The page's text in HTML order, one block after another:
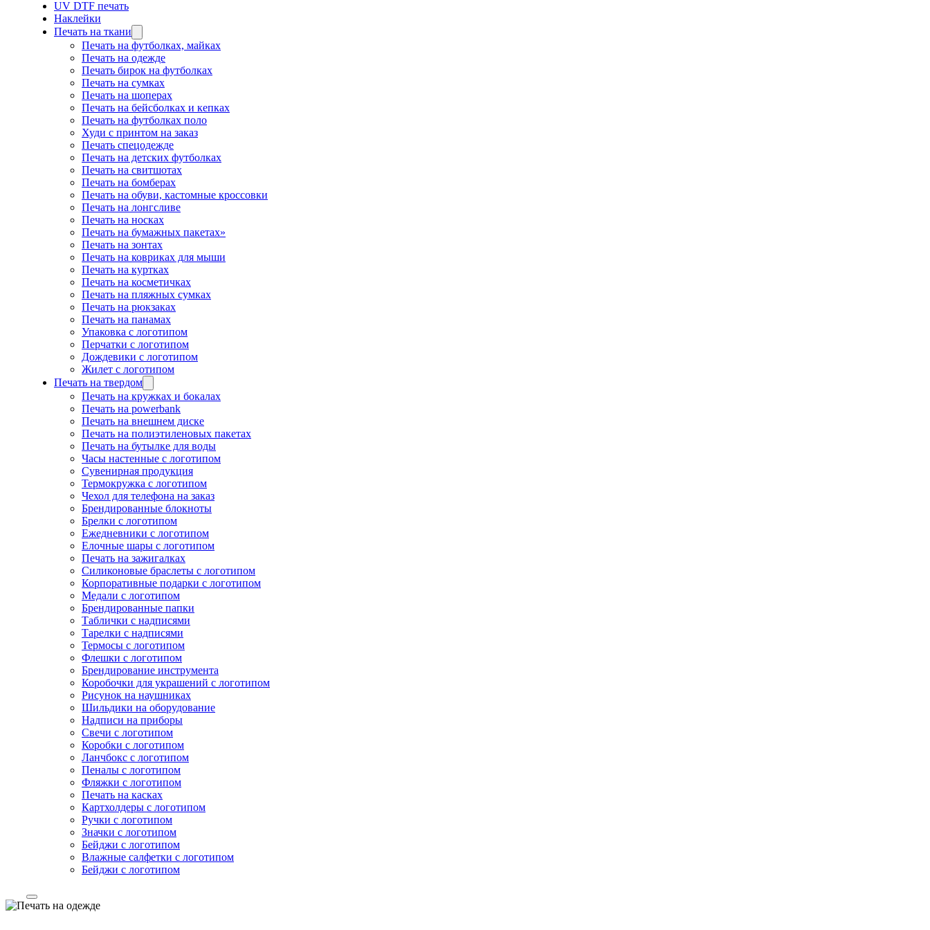
UV DTF печать
Наклейки
Печать на ткани
Печать на футболках, майках
Печать на одежде
Печать бирок на футболках
Печать на сумках
Печать на шоперах
Печать на бейсболках и кепках
Печать на футболках поло
Худи с принтом на заказ
Печать спецодежде
Печать на детских футболках
Печать на свитшотах
Печать на бомберах
Печать на обуви, кастомные кроссовки
Печать на лонгсливе
Печать на носках
Печать на бумажных пакетах»
Печать на зонтах
Печать на ковриках для мыши
Печать на куртках
Печать на косметичках
Печать на пляжных сумках
Печать на рюкзаках
Печать на панамах
Упаковка с логотипом
Перчатки с логотипом
Дождевики с логотипом
Жилет с логотипом
Печать на твердом
Печать на кружках и бокалах
Печать на powerbank
Печать на внешнем диске
Печать на полиэтиленовых пакетах
Печать на бутылке для воды
Часы настенные с логотипом
Сувенирная продукция
Термокружка с логотипом
Чехол для телефона на заказ
Брендированные блокноты
Брелки с логотипом
Ежедневники с логотипом
Елочные шары с логотипом
Печать на зажигалках
Силиконовые браслеты с логотипом
Корпоративные подарки с логотипом
Медали с логотипом
Брендированные папки
Таблички с надписями
Тарелки с надписями
Термосы с логотипом
Флешки с логотипом
Брендирование инструмента
Коробочки для украшений с логотипом
Рисунок на наушниках
Шильдики на оборудование
Надписи на приборы
Свечи с логотипом
Коробки с логотипом
Ланчбокс с логотипом
Пеналы с логотипом
Фляжки с логотипом
Печать на касках
Картхолдеры с логотипом
Ручки с логотипом
Значки с логотипом
Бейджи с логотипом
Влажные салфетки с логотипом
Бейджи с логотипом